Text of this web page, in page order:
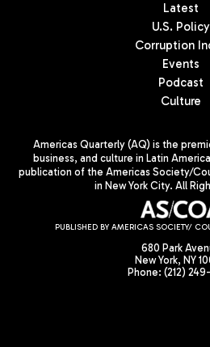
Latest
U.S. Policy
Corruption
Events
Podcast
Culture
Americas Quarterly (AQ) is the
business, and culture in Latin
publication of the Americas Society/
in New York City. All
PUBLISHED BY AMERICAS SOCIETY/
680 Park
New York, NY
Phone: (212)